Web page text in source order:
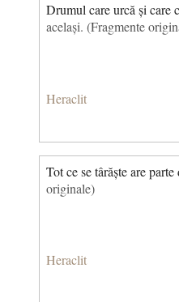
pierdut vreuna-mprejur?
Albă, cine A zăvorât
Ştefănescu)
Drumul care urcă și care
același. (Fragmente
Heraclit
Tot ce se târăște are
originale)
Heraclit